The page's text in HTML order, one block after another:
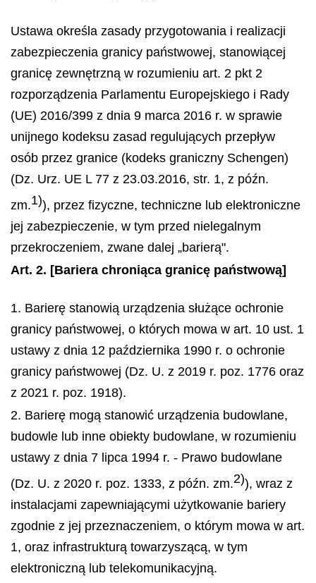
Ustawa określa zasady przygotowania i realizacji
zabezpieczenia granicy państwowej, stanowiącej
granicę zewnętrzną w rozumieniu art. 2 pkt 2
rozporządzenia Parlamentu Europejskiego i Rady
(UE) 2016/399 z dnia 9 marca 2016 r. w sprawie
unijnego kodeksu zasad regulujących przepływ
osób przez granice (kodeks graniczny Schengen)
(Dz. Urz. UE L 77 z 23.03.2016, str. 1, z późn.
zm.1)), przez fizyczne, techniczne lub elektroniczne
jej zabezpieczenie, w tym przed nielegalnym
przekroczeniem, zwane dalej „barierą".
Art. 2. [Bariera chroniąca granicę państwową]
1. Barierę stanowią urządzenia służące ochronie
granicy państwowej, o których mowa w art. 10 ust. 1
ustawy z dnia 12 października 1990 r. o ochronie
granicy państwowej (Dz. U. z 2019 r. poz. 1776 oraz
z 2021 r. poz. 1918).
2. Barierę mogą stanowić urządzenia budowlane,
budowle lub inne obiekty budowlane, w rozumieniu
ustawy z dnia 7 lipca 1994 r. - Prawo budowlane
(Dz. U. z 2020 r. poz. 1333, z późn. zm.2)), wraz z
instalacjami zapewniającymi użytkowanie bariery
zgodnie z jej przeznaczeniem, o którym mowa w art.
1, oraz infrastrukturą towarzyszącą, w tym
elektroniczną lub telekomunikacyjną.